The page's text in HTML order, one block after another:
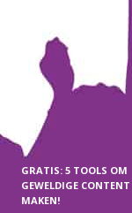
GRATIS: 5 TOOLS OM
GEWELDIGE
MAKEN!